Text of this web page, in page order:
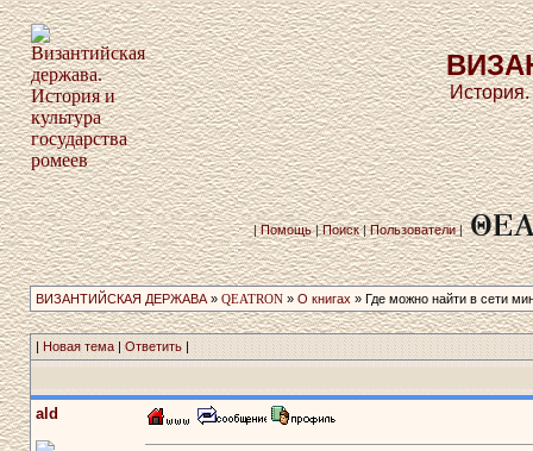
|Помощь|Поиск|Пользователи|
ВИЗАНТИЙСКАЯ ДЕРЖАВА» QEATRON» О книгах » Где можно найти в сети
| Новая тема|Ответить|
ald